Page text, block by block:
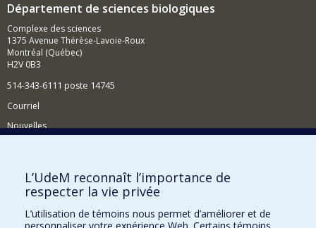
Département de sciences biologiques
Complexe des sciences
1375 Avenue Thérèse-Lavoie-Roux
Montréal (Québec)
H2V 0B3
514-343-6111 poste 14745
Courriel
Nouvelles
Comment soutenir le Département?
BESOIN D'AIDE?
Plan du site
L’UdeM reconnaît l’importance de
respecter la vie privée
L’utilisation de témoins nous permet d’améliorer et de
personnaliser votre expérience Web. Certains témoins